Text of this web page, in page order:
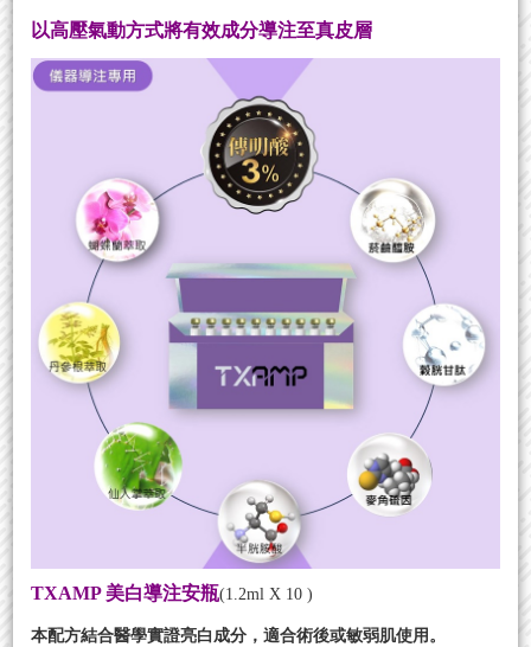
以高壓氣動方式將有效成分導注至真皮層
TXAMP 美白導注安瓶(1.2ml X 10 )
本配方結合醫學實證亮白成分，適合術後或敏弱肌使用。